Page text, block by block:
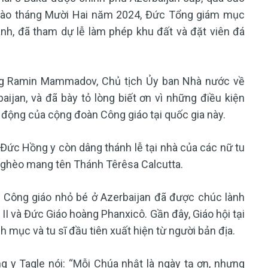
tháng Mười Hai năm 2024, Đức Tổng giám mục
đã tham dự lễ làm phép khu đất và đặt viên đá
Mammadov, Chủ tịch Ủy ban Nhà nước về
và đã bày tỏ lòng biết ơn vì những điều kiện
của cộng đoàn Công giáo tại quốc gia này.
Hồng y còn dâng thánh lễ tại nhà của các nữ tu
mang tên Thánh Têrêsa Calcutta.
giáo nhỏ bé ở Azerbaijan đã được chúc lành
và Đức Giáo hoàng Phanxicô. Gần đây, Giáo hội tại
mục và tu sĩ đầu tiên xuất hiện từ người bản địa.
y Tagle nói: “Mỗi Chúa nhật là ngày tạ ơn, nhưng